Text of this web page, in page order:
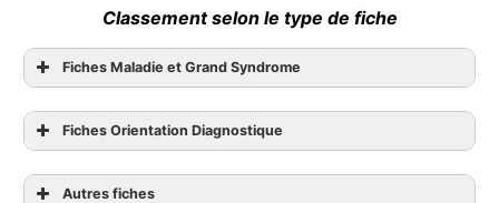
Classement selon le type de fiche
Fiches Maladie et Grand Syndrome
Fiches Orientation Diagnostique
Autres fiches